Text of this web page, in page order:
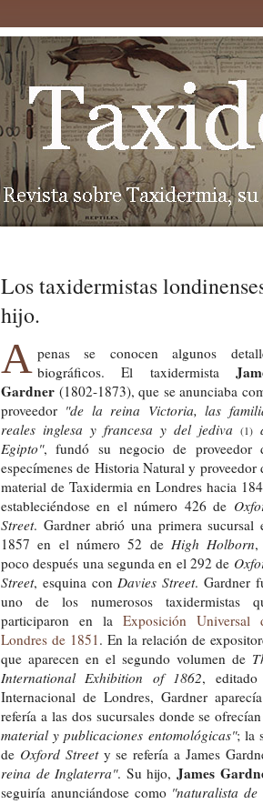
Los taxidermistas
hijo.
A penas se conocen algunos
biográficos. El taxidermista
Gardner (1802-1873), que seanunciaba
proveedor "de la reina Victoria, las
reales inglesa y francesa y del jediva (1)
Egipto", fundó su negocio de proveedor
especímenes de Historia Natural y proveedor
material de Taxidermia en Londres hacia
estableciéndose en el número 426 de
Street. Gardner abrió una primera sucursal
1857 en el número 52 deHigh Holborn
poco después una segunda en el 292 de
Street, esquina conDavies Street. Gardner
uno de los numerosos taxidermistas
participaron en la Exposición Universal
Londres de 1851. En la relación de
que aparecen en el segundo volumen de
International Exhibition of 1862,
Internacional de Londres, Gardner
refería a las dos sucursales donde se
material y publicaciones entomológicas"; la
de Oxford Streety se refería a James
reina de Inglaterra". Su hijo,James
seguiría anunciándose como "naturalista